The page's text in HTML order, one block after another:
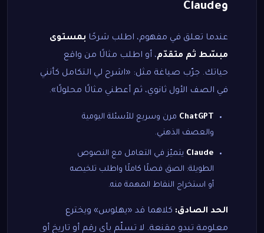
وClaude
عندما تعلق في مفهوم، اطلب شرحًا بمستوى
مبسّط ثم متقدّم، أو اطلب مثالًا من واقع
حياتك. جرّب صياغة مثل: «اشرح لي التكامل كأنني
في الصف الأول ثانوي، ثم أعطني مثالًا محلولًا».
ChatGPT مرن وسريع للأسئلة اليومية
والعصف الذهني.
Claude يتميّز في التعامل مع النصوص
الطويلة: الصق فصلًا كاملًا واطلب تلخيصه
أو استخراج النقاط المهمة منه.
الحد الصادق: كلاهما قد «يهلوس» ويخترع
معلومة تبدو مقنعة. لا تسلّم بأي رقم أو تاريخ أو